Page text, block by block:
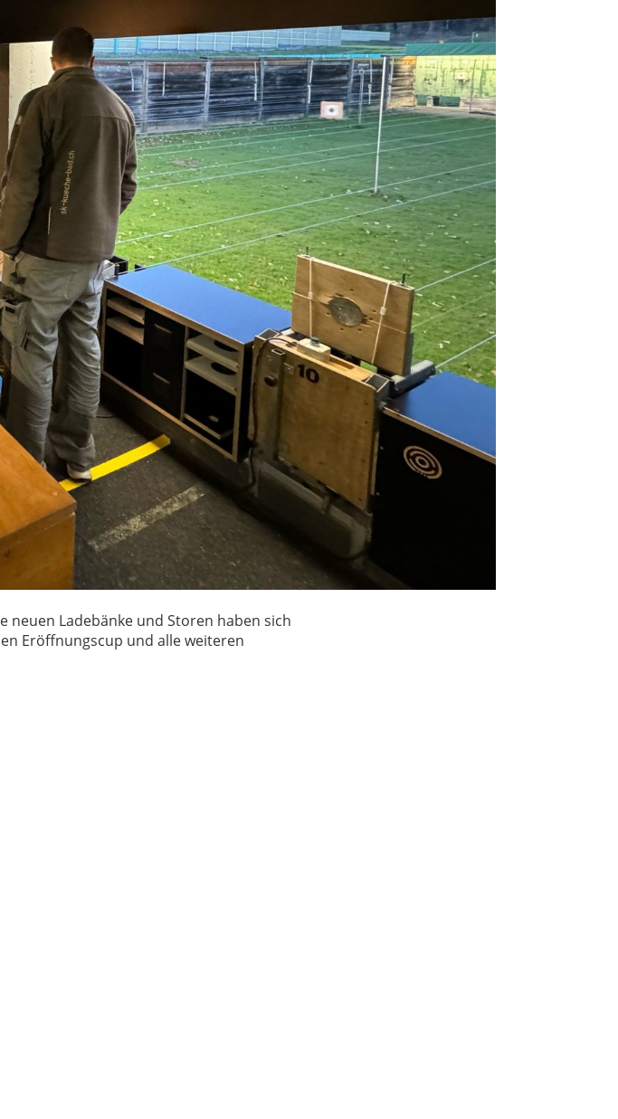
neuen Ladebänke und Storen haben sich
Eröffnungscup und alle weiteren